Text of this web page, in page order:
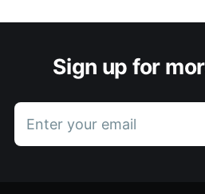
Sign up for
Enter your email